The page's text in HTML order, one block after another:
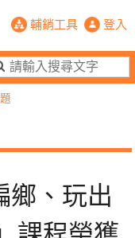
育走進偏鄉、玩出國
輔銷工具 登入
生活
具 活動專區
鄉、玩出